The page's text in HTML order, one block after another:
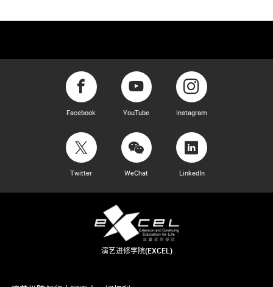
Facebook YouTube Instagram
Twitter WeChat LinkedIn
演艺进修学院(EXCEL)